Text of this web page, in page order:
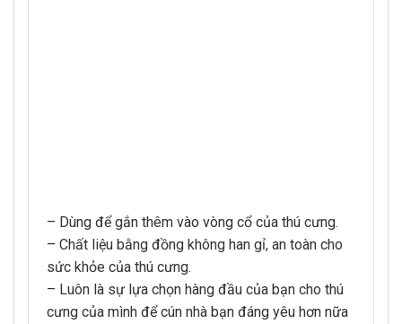
– Dùng để gắn thêm vào vòng cổ của thú cưng.
– Chất liệu bằng đồng không han gỉ, an toàn cho
sức khỏe của thú cưng.
– Luôn là sự lựa chọn hàng đầu của bạn cho thú
cưng của mình để cún nhà bạn đáng yêu hơn nữa